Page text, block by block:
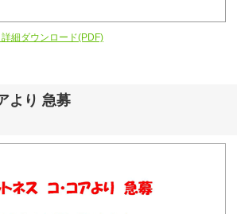
詳細ダウンロード(PDF)
より 急募